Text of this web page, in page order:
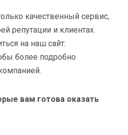
качественный сервис,
репутации и клиентах.
на наш сайт:
более подробно
вам готова оказать